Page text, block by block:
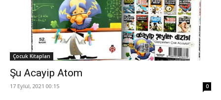
Çocuk Kitapları
Şu Acayip Atom
17 Eylül, 2021 00:15 0